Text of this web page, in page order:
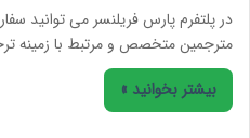
در پلتفرم پارس فریلنسر می توانید
مترجمین متخصص و مرتبط با زمینه
بیشتر بخوانید »